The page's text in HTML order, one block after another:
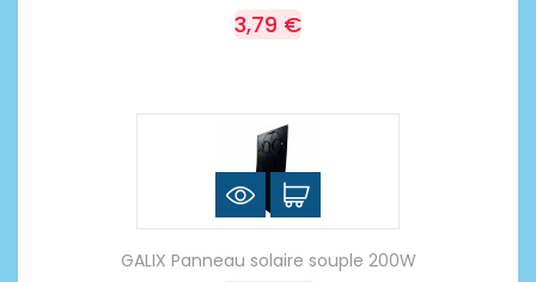
3,79 €
GALIX Panneau solaire souple 200W